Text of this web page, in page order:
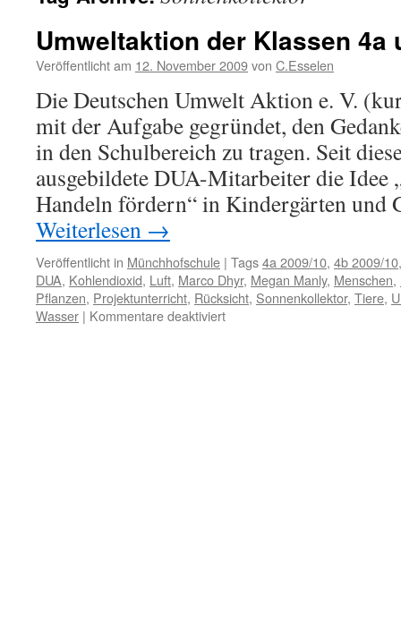
Umweltaktion der Klassen 4a
Veröffentlicht am 12. November 2009von C.Esselen
Die Deutschen Umwelt Aktion e. V.
mit der Aufgabe gegründet, den
in den Schulbereich zu tragen. Seit
ausgebildete DUA-Mitarbeiter die Idee
Handeln fördern“ in Kindergärten
Weiterlesen →
Veröffentlicht in Münchhofschule | Tags4a 2009/10, 4b 2009/10
DUA, Kohlendioxid, Luft, Marco Dhyr, Megan Manly, Menschen,
Pflanzen, Projektunterricht, Rücksicht, Sonnenkollektor, Tiere,
Wasser | Kommentare deaktiviertfür